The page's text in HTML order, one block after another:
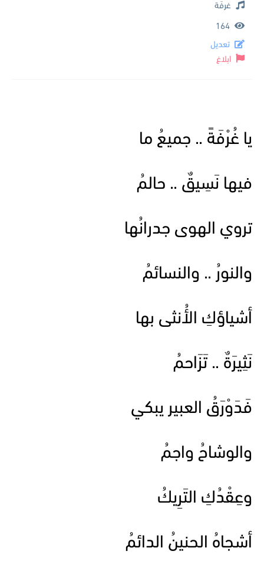
يا غُرْفَةً .. جميعُ ما
فيها نَسِيقٌ .. حالمُ
تروي الهوى جدرانُها
والنورُ .. والنسائمُ
أشياؤكِ الأُنثى بها
نَثِيرَةٌ .. تَزَاحمُ
فَدَوْرَقُ العبير يبكي
والوشاحُ واجمُ
وعِقْدُكِ التَرِيكُ
أشجاهُ الحنينُ الدائمُ
غرفَة
164
تعديل
ابلاغ